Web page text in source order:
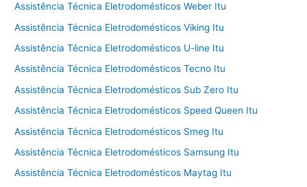
Assistência Técnica Eletrodomésticos Weber Itu
Assistência Técnica Eletrodomésticos Viking Itu
Assistência Técnica Eletrodomésticos U-line Itu
Assistência Técnica Eletrodomésticos Tecno Itu
Assistência Técnica Eletrodomésticos Sub Zero Itu
Assistência Técnica Eletrodomésticos Speed Queen Itu
Assistência Técnica Eletrodomésticos Smeg Itu
Assistência Técnica Eletrodomésticos Samsung Itu
Assistência Técnica Eletrodomésticos Maytag Itu